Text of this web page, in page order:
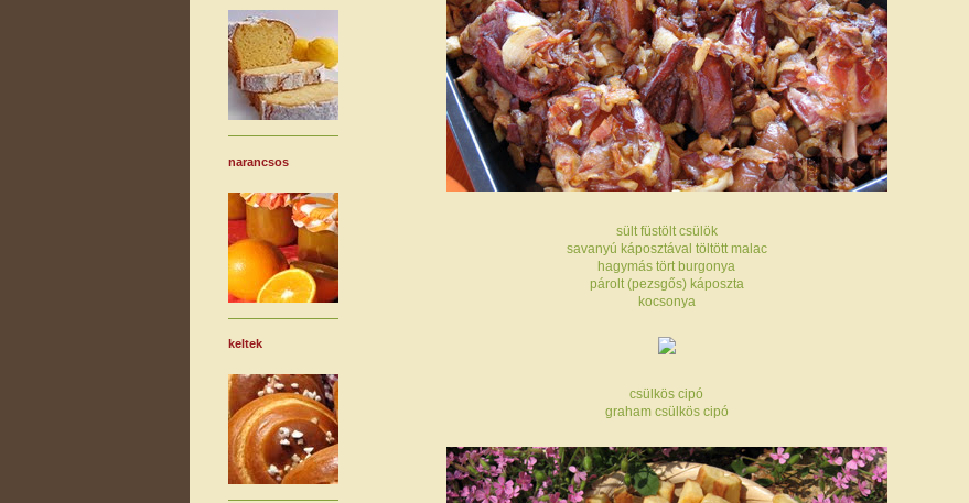
sült füstölt csülök
savanyú káposztával töltött malac
hagymás tört burgonya
párolt (pezsgős) káposzta
kocsonya
csülkös cipó
graham csülkös cipó
narancsos
keltek